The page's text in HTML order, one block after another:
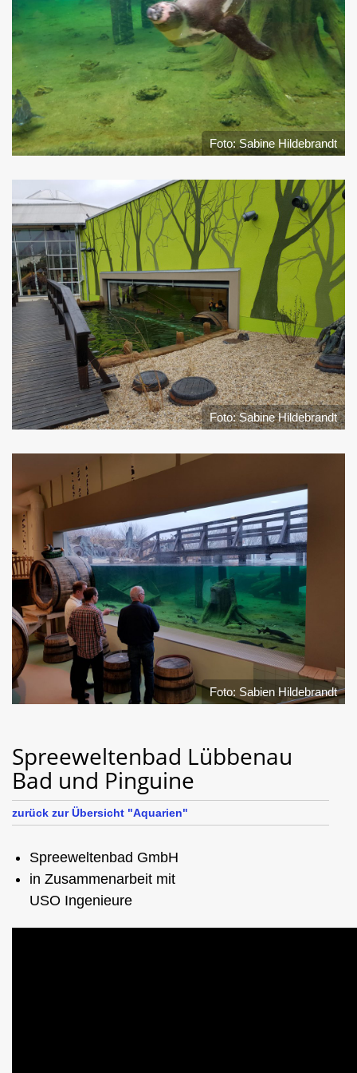
Foto: Sabine Hildebrandt
Foto: Sabine Hildebrandt
Foto: Sabien Hildebrandt
Spreeweltenbad Lübbenau
Bad und Pinguine
zurück zur Übersicht "Aquarien"
Spreeweltenbad GmbH
in Zusammenarbeit mit
USO Ingenieure